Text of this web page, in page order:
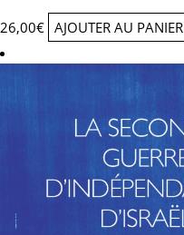
26,00€ AJOUTER AU PANIER